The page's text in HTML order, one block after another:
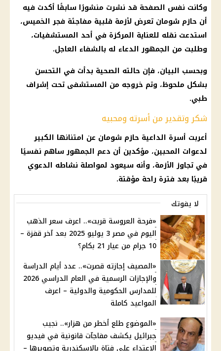
وكانت نفس الصفحة قد نشرت منشورًا سابقًا أكدت فيه
أن حازم شومان تعرض لأزمة قلبية مفاجئة فجر الخميس،
استدعت نقله للعناية المركزة في أحد المستشفيات،
وطلبت من الجمهور الدعاء له بالشفاء العاجل.
وبحسب البيان، فإن حالته الصحية بدأت في التحسن
بشكل ملحوظ، وتم خروجه من المستشفى تحت إشراف
طبي.
شكر وتقدير من أسرته ومحبيه
أعربت أسرة الداعية حازم شومان عن امتنانها الكبير
لدعوات المحبين، مؤكدين أن دعم الجمهور ساهم نفسيًا
في تجاوز الأزمة، وأنه سيعود لمواصلة نشاطه الدعوي
قريبًا بعد فترة راحة مؤقتة.
لا يفوتك
«فرحة العروسة قربت».. اعرف سعر الذهب
اليوم في مصر 3 يوليو 2025 بعد آخر قفزة –
10 جرام من عيار 21 بكام؟
«المصيف إجازته قصرت».. عدد أيام الدراسة
والإجازات الرسمية في العام الدراسي 2026
للمدارس الحكومية والدولية – اعرف
المواعيد كاملة
«الموضوع طلع أخطر من هزار».. نجيب
جبرائيل يكشف مفاجآت قانونية في فيديو
الاعتداء على فتاة بالاسكندرية وتصويرها –